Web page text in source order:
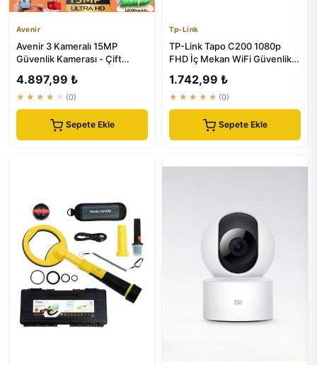
Avenir
Avenir 3 Kameralı 15MP
Güvenlik Kamerası - Çift
4.897,99 ₺
★★★★★ (0)
Sepete Ekle
Tp-Link
TP-Link Tapo C200 1080p
FHD İç Mekan WiFi Güvenlik
Görüşü
1.742,99 ₺
★★★★★ (0)
Sepete Ekle